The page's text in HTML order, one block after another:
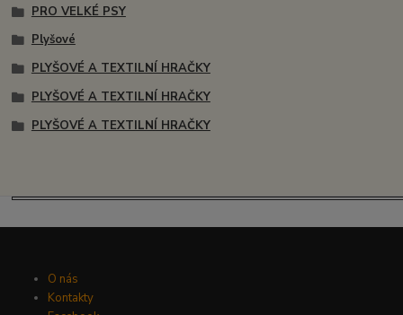
PRO VELKÉ PSY
Plyšové
PLYŠOVÉ A TEXTILNÍ HRAČKY
PLYŠOVÉ A TEXTILNÍ HRAČKY
PLYŠOVÉ A TEXTILNÍ HRAČKY
O nás
Kontakty